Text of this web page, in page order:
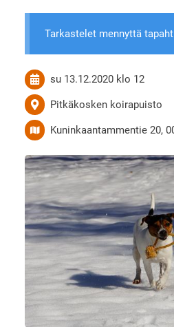
Tarkastelet mennyttä
su 13.12.2020 klo 12
Pitkäkosken koirapuisto
Kuninkaantammentie 20,